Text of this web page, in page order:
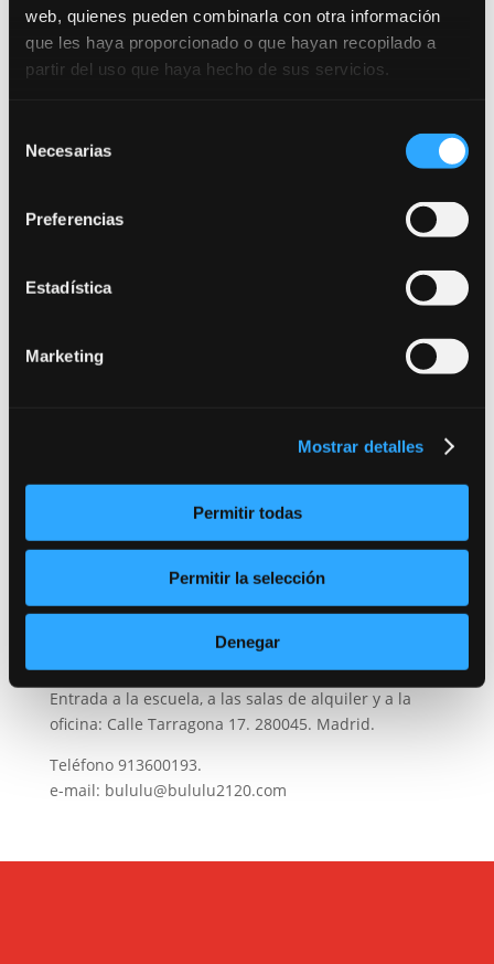
web, quienes pueden combinarla con otra información
que les haya proporcionado o que hayan recopilado a
partir del uso que haya hecho de sus servicios.
Necesarias
Preferencias
Estadística
Marketing
Mostrar detalles
Permitir todas
Permitir la selección
Denegar
Aunque en las imágenes aún veis el plató sin
terminar, estará enlucido con un acabado en yeso
que hará que sea indistinguible de las paredes
nuestro nuevo equipo de cámara. Aprovechando la
instalación del plató, se repintará el aula amarilla y,
bien merecido lavado de cara.
Trabajamos por una escuela segura. Consulta
nuestro Protocolo Anti-COVID 19.
Entrada como público a la sala de teatro: Calle
Canarias 16. 280045. Madrid.
Entrada a la escuela, a las salas de alquiler y a la
oficina: Calle Tarragona 17. 280045. Madrid.
Teléfono 913600193.
e-mail: bululu@bululu2120.com